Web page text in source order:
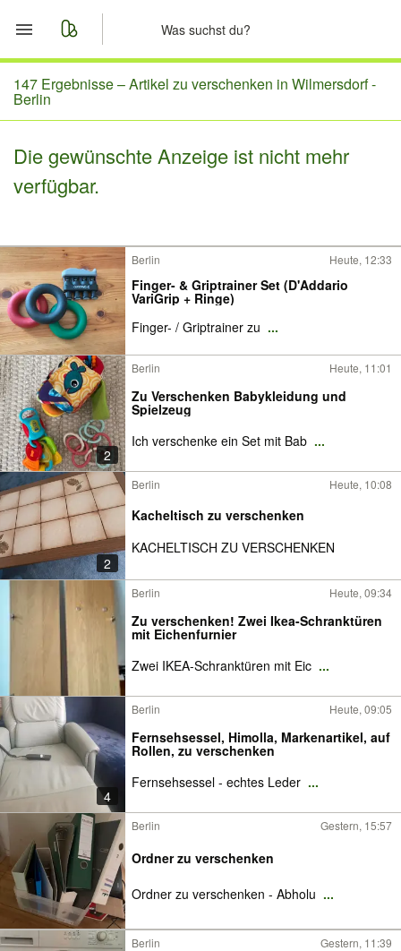
Start
Merkliste
Nachrichten
147 Ergebnisse –Artikel zu verschenken in Wilmersdorf -
Berlin
Die gewünschte Anzeige ist nicht mehr
verfügbar.
Berlin Heute, 12:33
Finger- & Griptrainer Set (D'Addario
VariGrip + Ringe)
Finger- / Griptrainer zu ...
2
Berlin Heute, 11:01
Zu Verschenken Babykleidung und
Spielzeug
Ich verschenke ein Set mit Bab ...
2
Berlin Heute, 10:08
Kacheltisch zu verschenken
KACHELTISCH ZU VERSCHENKEN
Berlin Heute, 09:34
Zu verschenken! Zwei Ikea-Schranktüren
mit Eichenfurnier
Zwei IKEA-Schranktüren mit Eic ...
4
Berlin Heute, 09:05
Fernsehsessel, Himolla, Markenartikel, auf
Rollen, zu verschenken
Fernsehsessel - echtes Leder ...
Berlin Gestern, 15:57
Ordner zu verschenken
Ordner zu verschenken - Abholu ...
Berlin Gestern, 11:39